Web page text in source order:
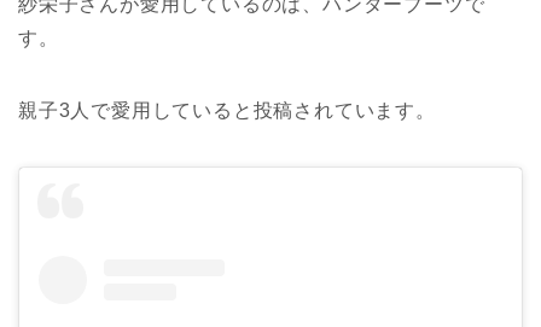
紗栄子さんが愛用しているのは、ハンターブーツで
す。
親子3人で愛用していると投稿されています。